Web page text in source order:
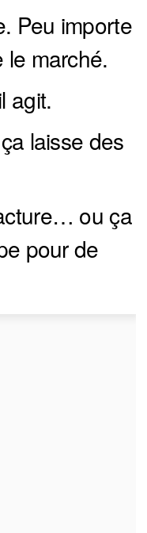
Peu importe
le marché.
agit.
laisse des
ou ça
pour de